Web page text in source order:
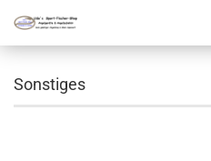
Sonstiges